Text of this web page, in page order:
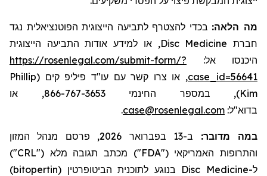
מה הלאה: בכדי להצטרף לתביעה הייצוגית הפוטנציאלית נגד
חברת Disc Medicine, או למידע אודות התביעה הייצוגית
היכנסו אל: https://rosenlegal.com/submit-form/?
case_id=56641, או צרו קשר עם עו"ד פיליפ קים (Phillip
Kim
), במספר החינמי 866-767-3653, או
בדוא"ל: case@rosenlegal.com
.
במה מדובר:
ב-13 בפברואר 2026, פרסם מנהל המזון
והתרופות האמריקאי ("FDA") מכתב תגובה מלא ("CRL
")
ל-Disc Medicine בנוגע לתוכנית הביטופרטין (bitopertin
)